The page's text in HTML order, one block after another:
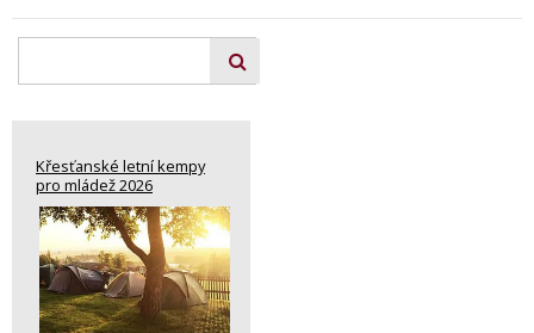
Křesťanské letní kempy
pro mládež 2026